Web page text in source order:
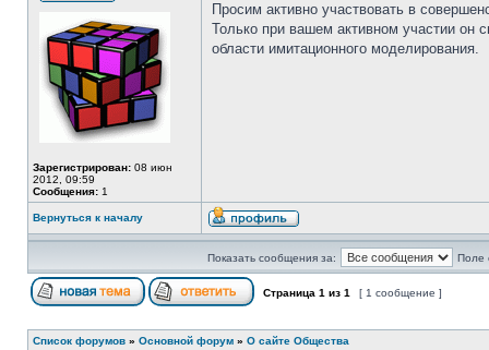
Зарегистрирован: 08 июн
2012, 09:59
Сообщения: 1
Просим активно участвовать в
Только при вашем активном участии он
области имитационного моделирования.
Вернуться к началу
Показать сообщения за: Поле
Страница 1 из 1 [ 1 сообщение ]
Список форумов » Основной форум » О сайте Общества